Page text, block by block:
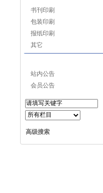
书刊印刷
包装印刷
报纸印刷
其它
站内公告
会员公告
高级搜索